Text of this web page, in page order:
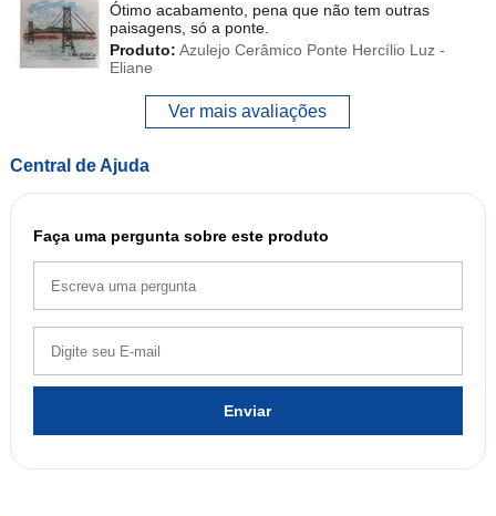
Ótimo acabamento, pena que não tem outras
paisagens, só a ponte.
Produto: Azulejo Cerâmico Ponte Hercílio Luz -
Eliane
Ver mais avaliações
Central de Ajuda
Faça uma pergunta sobre este produto
Enviar